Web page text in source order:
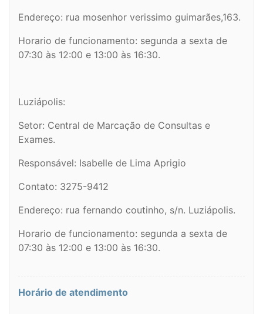
Endereço: rua mosenhor verissimo guimarães,163.
Horario de funcionamento: segunda a sexta de
07:30 às 12:00 e 13:00 às 16:30.
Luziápolis:
Setor: Central de Marcação de Consultas e
Exames.
Responsável: Isabelle de Lima Aprigio
Contato: 3275-9412
Endereço: rua fernando coutinho, s/n. Luziápolis.
Horario de funcionamento: segunda a sexta de
07:30 às 12:00 e 13:00 às 16:30.
Horário de atendimento